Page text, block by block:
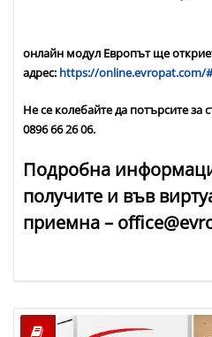
онлайн модул Европът ще
адрес: https://online.evropat.com/
Не се колебайте да потърсите за
0896 66 26 06.
Подробна
получите и във
приемна –